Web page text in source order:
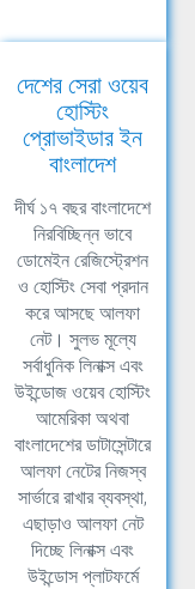
দেশের সেরা ওয়েব
হোস্টিং
প্রোভাইডার ইন
বাংলাদেশ
দীর্ঘ ১৭ বছর বাংলাদেশে
নিরবিচ্ছিন্ন ভাবে
ডোমেইন রেজিস্ট্রেশন
ও হোস্টিং সেবা প্রদান
করে আসছে আলফা
নেট। সুলভ মূল্যে
সর্বাধুনিক লিনাক্স এবং
উইন্ডোজ ওয়েব হোস্টিং
আমেরিকা অথবা
বাংলাদেশের ডাটাসেন্টারে
আলফা নেটের নিজস্ব
সার্ভারে রাখার ব্যবস্থা,
এছাড়াও আলফা নেট
দিচ্ছে লিনাক্স এবং
উইন্ডোস প্লাটফর্মে